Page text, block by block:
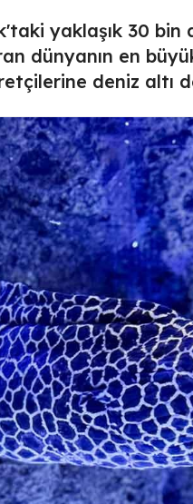
yaklaşık 30 bin
dünyanın en
deniz altı